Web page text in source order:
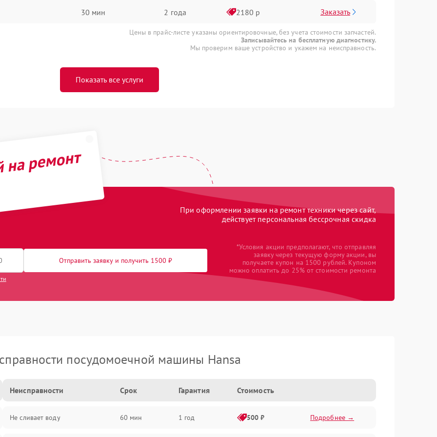
30 мин 2 года 2180 р Заказать
Цены в прайс-листе указаны ориентировочные, без учета стоимости запчастей.
Записывайтесь на бесплатную диагностику.
Мы проверим ваше устройство и укажем на неисправность.
Показать все услуги
ремонт
При оформлении заявки на ремонт техники через сайт,
действует персональная бессрочная скидка
Отправить заявку и получить 1500 ₽
*Условия акции предполагают, что отправляя
заявку через текущую форму акции, вы
получаете купон на 1500 рублей. Купоном
можно оплатить до 25% от стоимости ремонта
посудомоечной машины Hansa
Неисправности Срок Гарантия Стоимость
Не сливает воду 60 мин 1 год 500 ₽ Подробнее →